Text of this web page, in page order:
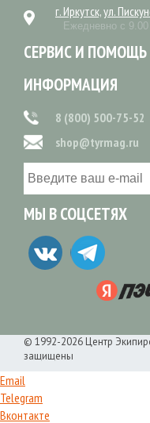
г. Иркутск, ул.
Ежедневно с
СЕРВИС И ПОМОЩЬ
ИНФОРМАЦИЯ
8 (800) 500-75-52
shop@tyrmag.ru
МЫ В СОЦСЕТЯХ
© 1992-2026 Центр
защищены
Email
Telegram
Вконтакте